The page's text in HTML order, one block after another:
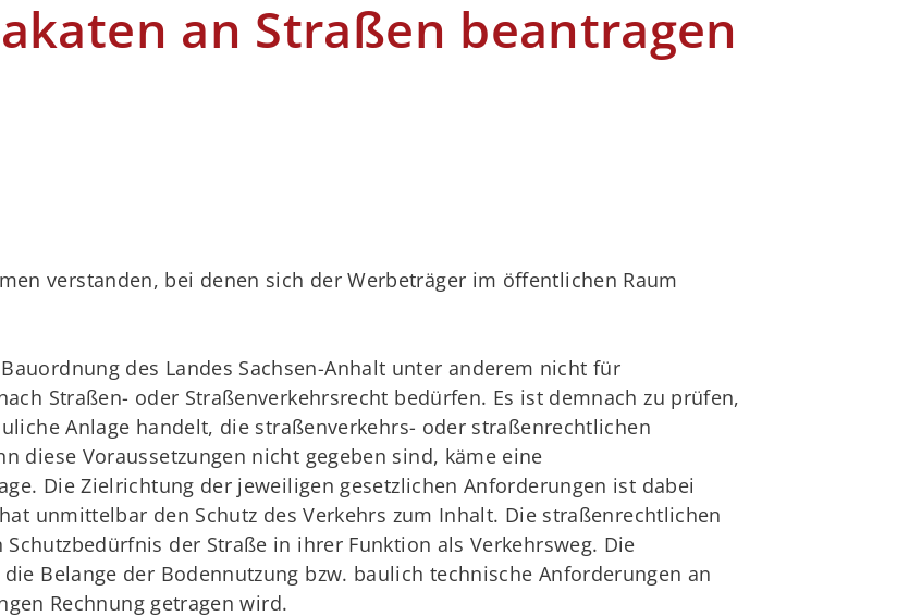
an Straßen beantragen
verstanden, bei denen sich der Werbeträger im öffentlichen Raum
des Landes Sachsen-Anhalt unter anderem nicht für
Straßen- oder Straßenverkehrsrecht bedürfen. Es ist demnach zu prüfen,
Anlage handelt, die straßenverkehrs- oder straßenrechtlichen
diese Voraussetzungen nicht gegeben sind, käme eine
Die Zielrichtung der jeweiligen gesetzlichen Anforderungen ist dabei
unmittelbar den Schutz des Verkehrs zum Inhalt. Die straßenrechtlichen
der Straße in ihrer Funktion als Verkehrsweg. Die
Belange der Bodennutzung bzw. baulich technische Anforderungen an
Rechnung getragen wird.